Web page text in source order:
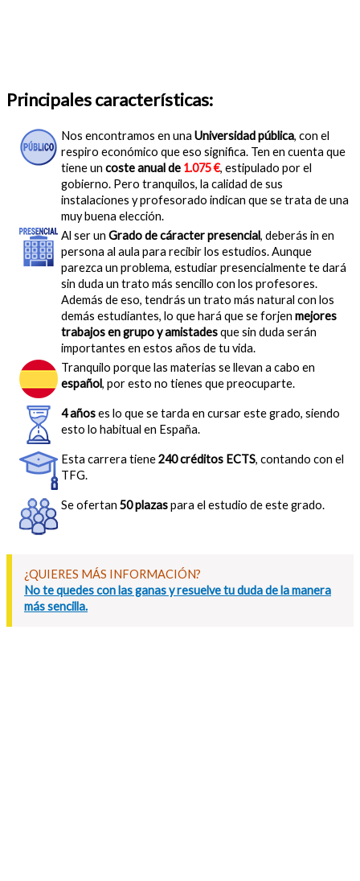
Principales características:
Nos encontramos en una Universidad pública, con el
respiro económico que eso significa. Ten en cuenta que
tiene un coste anual de 1.075 €, estipulado por el
gobierno. Pero tranquilos, la calidad de sus
instalaciones y profesorado indican que se trata de una
muy buena elección.
Al ser un Grado de cáracter presencial, deberás in en
persona al aula para recibir los estudios. Aunque
parezca un problema, estudiar presencialmente te dará
sin duda un trato más sencillo con los profesores.
Además de eso, tendrás un trato más natural con los
demás estudiantes, lo que hará que se forjen mejores
trabajos en grupo y amistadesque sin duda serán
importantes en estos años de tu vida.
Tranquilo porque las materias se llevan a cabo en
español, por esto no tienes que preocuparte.
4 añoses lo que se tarda en cursar este grado, siendo
esto lo habitual en España.
Esta carrera tiene240 créditos ECTS, contando con el
TFG.
Se ofertan 50 plazaspara el estudio de este grado.
¿QUIERES MÁS INFORMACIÓN?
No te quedes con las ganas y resuelve tu duda de la manera
más sencilla.